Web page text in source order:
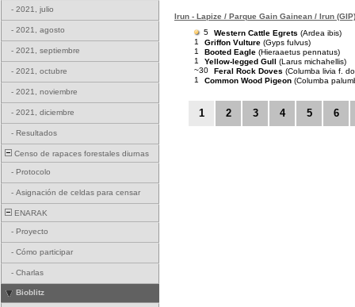
- 2021, julio
- 2021, agosto
- 2021, septiembre
- 2021, octubre
- 2021, noviembre
- 2021, diciembre
- Resultados
Censo de rapaces forestales diurnas
- Protocolo
- Asignación de celdas para censar
ENARAK
- Proyecto
- Cómo participar
- Charlas
Bioblitz
Irun - Lapize / Parque Gain Gainean / Irun (GIP)
5
Western Cattle Egrets (Ardea ibis)
1
Griffon Vulture (Gyps fulvus)
1
Booted Eagle (Hieraaetus pennatus)
1
Yellow-legged Gull (Larus michahellis)
~30
Feral Rock Doves (Columba livia f.
1
Common Wood Pigeon (Columba
1 2 3 4 5 6